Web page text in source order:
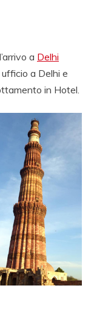
IN
AND
a Delhi
a Delhi e
in Hotel.